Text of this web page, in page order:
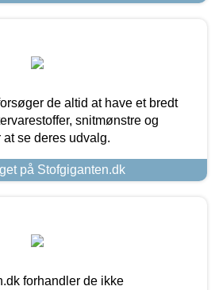
de altid at have et bredt
snitmønstre og
se deres udvalg.
på Stofgiganten.dk
forhandler de ikke